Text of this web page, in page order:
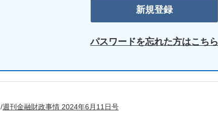
パスワードを忘れた方はこちら
/週刊金融財政事情 2024年6月11日号